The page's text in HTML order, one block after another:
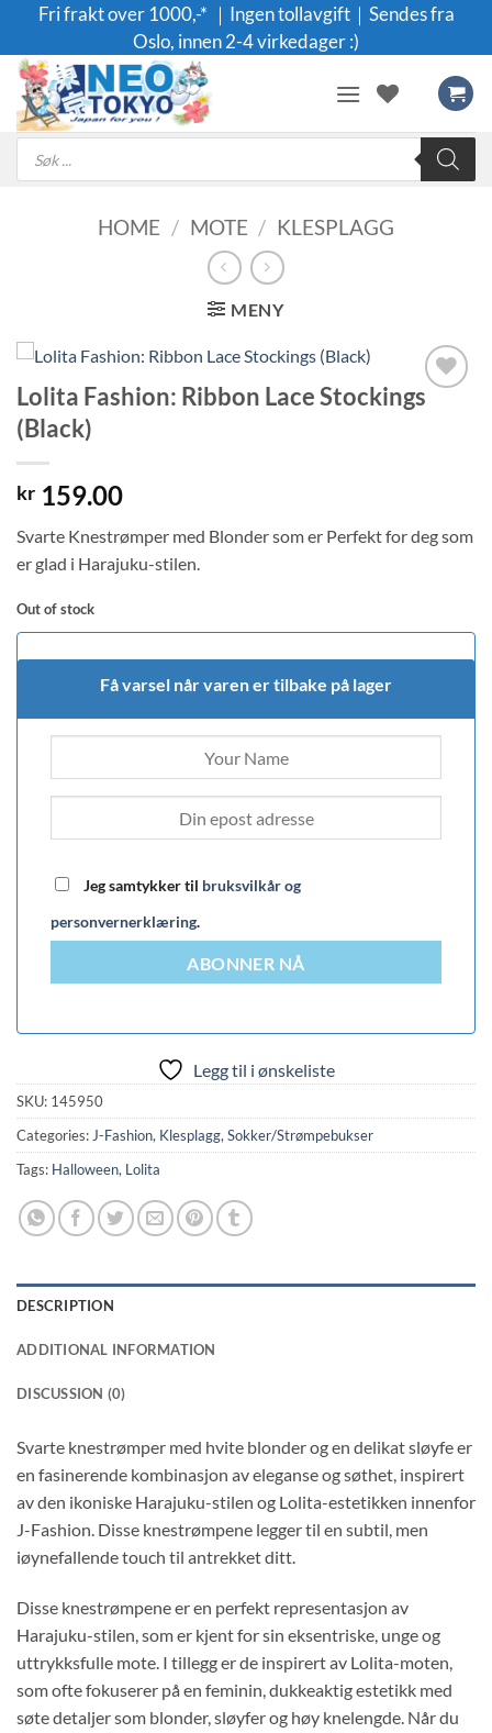
content
Fri frakt over 1000,-* ｜Ingen tollavgift｜Sendes fra
Oslo, innen 2-4 virkedager :)
Products
search
HOME / MOTE / KLESPLAGG
MENY
Legg til i
Lolita Fashion: Ribbon Lace Stockings
(Black)
kr 159.00
Svarte Knestrømper med Blonder som er Perfekt for deg som
er glad i Harajuku-stilen.
Out of stock
Få varsel når varen er tilbake på lager
Jeg samtykker til bruksvilkår og
personvernerklæring.
ABONNER NÅ
Legg til i ønskeliste
SKU: 145950
Categories:J-Fashion, Klesplagg,Sokker/Strømpebukser
Tags: Halloween, Lolita
DESCRIPTION
ADDITIONAL INFORMATION
DISCUSSION (0)
Svarte knestrømper med hvite blonder og en delikat sløyfe er
en fasinerende kombinasjon av eleganse og søthet, inspirert
av den ikoniske Harajuku-stilen og Lolita-estetikken innenfor
J-Fashion. Disse knestrømpene legger til en subtil, men
iøynefallende touch til antrekket ditt.
Disse knestrømpene er en perfekt representasjon av
Harajuku-stilen, som er kjent for sin eksentriske, unge og
uttrykksfulle mote. I tillegg er de inspirert av Lolita-moten,
som ofte fokuserer på en feminin, dukkeaktig estetikk med
søte detaljer som blonder, sløyfer og høy knelengde. Når du